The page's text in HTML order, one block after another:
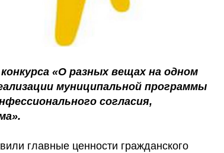
«О разных вещах на одном
муниципальной программы
согласия,
главные ценности гражданского